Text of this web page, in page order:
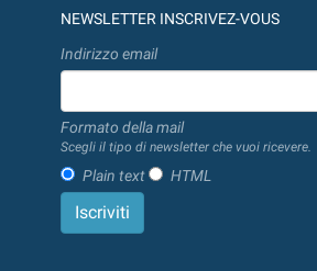
NEWSLETTER INSCRIVEZ-VOUS
Indirizzo email
Formato della mail
Scegli il tipo di newsletter che vuoi ricevere.
Plain text HTML